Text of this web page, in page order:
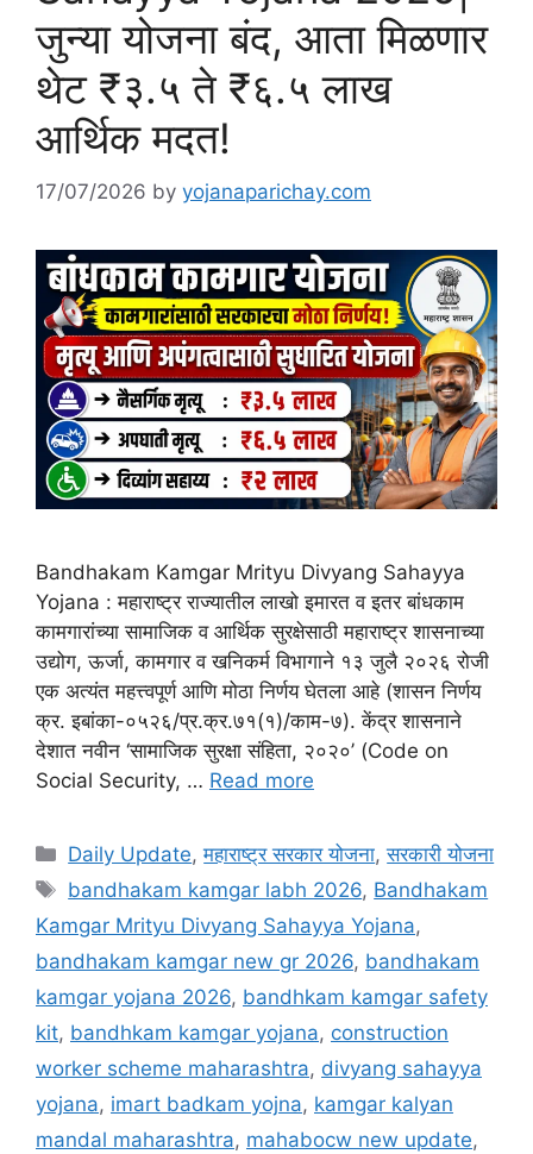
जुन्या योजना बंद, आता मिळणार
थेट ₹३.५ ते ₹६.५ लाख
आर्थिक मदत!
17/07/2026 by yojanaparichay.com
Bandhakam Kamgar Mrityu Divyang Sahayya
Yojana : महाराष्ट्र राज्यातील लाखो इमारत व इतर बांधकाम
कामगारांच्या सामाजिक व आर्थिक सुरक्षेसाठी महाराष्ट्र शासनाच्या
उद्योग, ऊर्जा, कामगार व खनिकर्म विभागाने १३ जुलै २०२६ रोजी
एक अत्यंत महत्त्वपूर्ण आणि मोठा निर्णय घेतला आहे (शासन निर्णय
क्र. इबांका-०५२६/प्र.क्र.७१(१)/काम-७). केंद्र शासनाने
देशात नवीन ‘सामाजिक सुरक्षा संहिता, २०२०’ (Code on
Social Security, … Read more
Categories
Daily Update,महाराष्ट्र सरकार योजना,सरकारी योजना
Tags
bandhakam kamgar labh 2026, Bandhakam
Kamgar Mrityu Divyang Sahayya Yojana,
bandhakam kamgar new gr 2026, bandhakam
kamgar yojana 2026, bandhkam kamgar safety
kit, bandhkam kamgar yojana, construction
worker scheme maharashtra, divyang sahayya
yojana, imart badkam yojna, kamgar kalyan
mandal maharashtra, mahabocw new update,